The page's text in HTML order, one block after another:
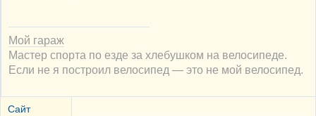
Мой гараж
Мастер спорта по езде за хлебушком на велосипеде.
Если не я построил велосипед — это не мой велосипед.
Сайт